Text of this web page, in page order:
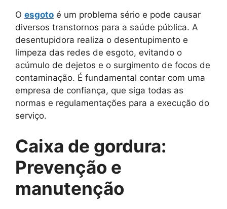
O esgoto é um problema sério e pode causar
diversos transtornos para a saúde pública. A
desentupidora realiza o desentupimento e
limpeza das redes de esgoto, evitando o
acúmulo de dejetos e o surgimento de focos de
contaminação. É fundamental contar com uma
empresa de confiança, que siga todas as
normas e regulamentações para a execução do
serviço.
Caixa de gordura:
Prevenção e
manutenção